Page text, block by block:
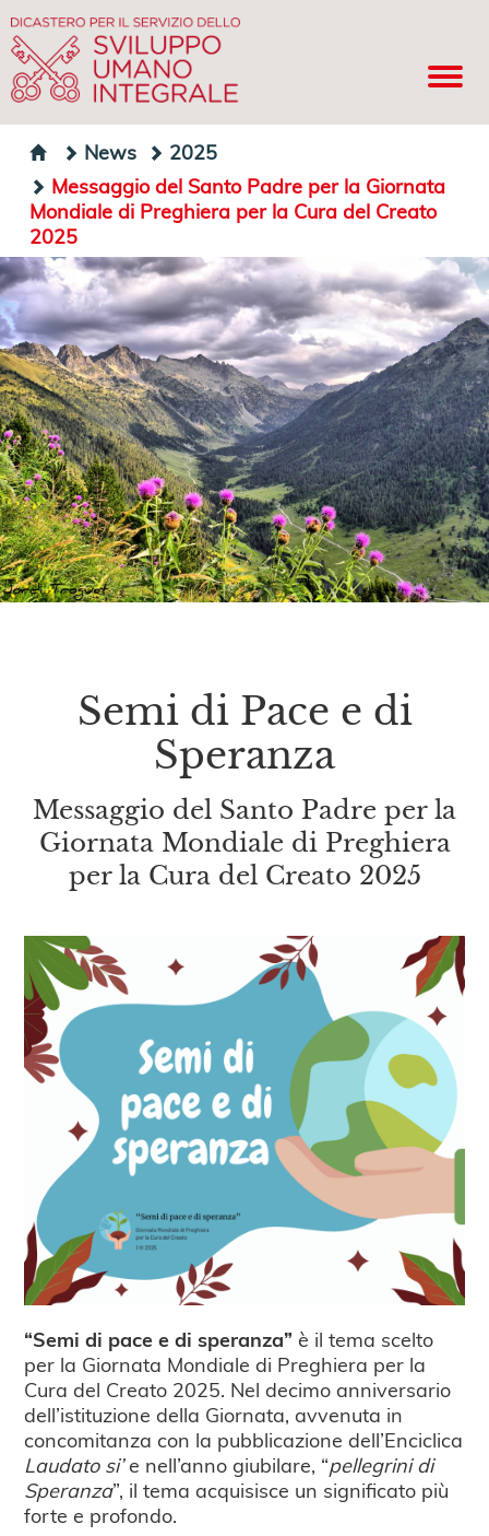
News
2025
Messaggio del Santo Padre per la Giornata
Mondiale di Preghiera per la Cura del Creato
2025
Semi di Pace e di
Speranza
Messaggio del Santo Padre per la
Giornata Mondiale di Preghiera
per la Cura del Creato 2025
“Semi di pace e di speranza” è il tema scelto
per la Giornata Mondiale di Preghiera per la
Cura del Creato 2025. Nel decimo anniversario
dell’istituzione della Giornata, avvenuta in
concomitanza con la pubblicazione dell’Enciclica
Laudato si’e nell’anno giubilare, “pellegrini di
Speranza”, il tema acquisisce un significato più
forte e profondo.